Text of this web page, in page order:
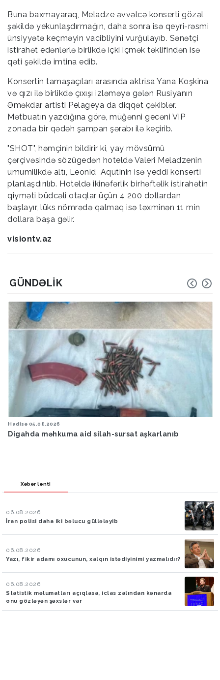
Buna baxmayaraq, Meladze əvvəlcə konserti gözəl
şəkildə yekunlaşdırmağın, daha sonra isə qeyri-rəsmi
ünsiyyətə keçməyin vacibliyini vurğulayıb. Sənətçi
istirahət edənlərlə birlikdə içki içmək təklifindən isə
qəti şəkildə imtina edib.
Konsertin tamaşaçıları arasında aktrisa Yana Koşkina
və qızı ilə birlikdə çıxışı izləməyə gələn Rusiyanın
Əməkdar artisti Pelageya da diqqət çəkiblər.
Mətbuatın yazdığına görə, müğənni gecəni VIP
zonada bir qədəh şampan şərabı ilə keçirib.
"SHOT", həmçinin bildirir ki, yay mövsümü
çərçivəsində sözügedən hoteldə Valeri Meladzenin
ümumilikdə altı, Leonid Aqutinin isə yeddi konserti
planlaşdırılıb. Hoteldə ikinəfərlik birhəftəlik istirahətin
qiyməti büdcəli otaqlar üçün 4 200 dollardan
başlayır, lüks nömrədə qalmaq isə təxminən 11 min
dollara başa gəlir.
visiontv.az
GÜNDƏLIK
Hava 05.08.2026
Bakıya yağış yağacaq
Xəbər lenti
06.08.2026
İran polisi daha iki bəlucu güllələyib
06.08.2026
Yazı, fikir adamı oxucunun, xalqın istədiyinimi yazmalıdır?
06.08.2026
Statistik məlumatları açıqlasa, iclas zalından kənarda
onu gözləyən şəxslər var